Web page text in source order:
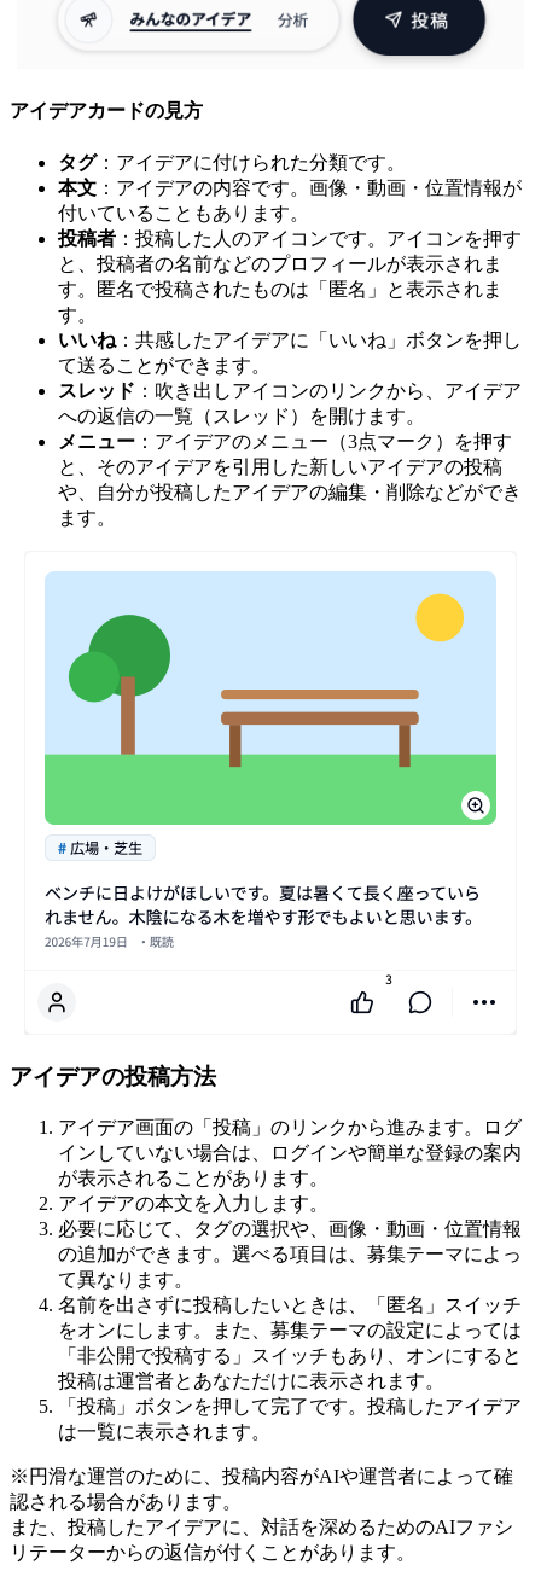
アイデアカードの見方
タグ：アイデアに付けられた分類です。
本文 ：アイデアの内容です。画像・動画・位置情報が
付いていることもあります。
投稿者 ：投稿した人のアイコンです。アイコンを押す
と、投稿者の名前などのプロフィールが表示されま
す。匿名で投稿されたものは「匿名」と表示されま
す。
いいね ：共感したアイデアに「いいね」ボタンを押し
て送ることができます。
スレッド ：吹き出しアイコンのリンクから、アイデア
への返信の一覧（スレッド）を開けます。
メニュー ：アイデアのメニュー（3点マーク）を押す
と、そのアイデアを引用した新しいアイデアの投稿
や、自分が投稿したアイデアの編集・削除などができ
ます。
アイデアの投稿方法
アイデア画面の「投稿」のリンクから進みます。ログ
インしていない場合は、ログインや簡単な登録の案内
が表示されることがあります。
アイデアの本文を入力します。
必要に応じて、タグの選択や、画像・動画・位置情報
の追加ができます。選べる項目は、募集テーマによっ
て異なります。
名前を出さずに投稿したいときは、「匿名」スイッチ
をオンにします。また、募集テーマの設定によっては
「非公開で投稿する」スイッチもあり、オンにすると
投稿は運営者とあなただけに表示されます。
「投稿」ボタンを押して完了です。投稿したアイデア
は一覧に表示されます。
※円滑な運営のために、投稿内容がAIや運営者によって確
認される場合があります。
また、投稿したアイデアに、対話を深めるためのAIファシ
リテーターからの返信が付くことがあります。